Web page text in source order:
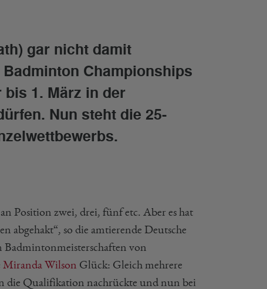
gar nicht damit
Championships
bis 1. März in der
Nun steht die 25-
Position zwei, drei, fünf etc. Aber es hat
abgehakt“, so die amtierende Deutsche
Badmintonmeisterschaften von
Miranda Wilson Glück: Gleich mehrere
die Qualifikation nachrückte und nun bei